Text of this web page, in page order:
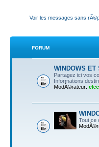
Voir les messages sans
FORUM
WINDOWS ET
Partagez ici vos
Informations
ModÃ©rateur:
Tout ce